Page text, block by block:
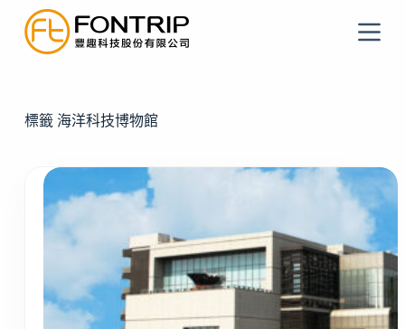
跳
至
容
標籤海洋科技博物館